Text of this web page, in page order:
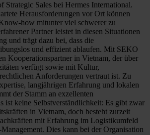
Strategic Sales bei Hermes International.
Herausforderungen vor Ort können
how mitunter viel schwerer zu
Partner leistet in diesen Situationen
und trägt dazu bei, dass die
und effizient ablaufen. Mit SEKO
Kooperationspartner in Vietnam, der über
verfügt sowie mit Kultur,
Anforderungen vertraut ist. Zu
langjährigen Erfahrung und lokalen
der Stamm an exzellenten
ist keine Selbstverständlichkeit: Es gibt zwar
in Vietnam, doch besteht zurzeit
mit Erfahrung im Logistikumfeld
Dies kann bei der Organisation